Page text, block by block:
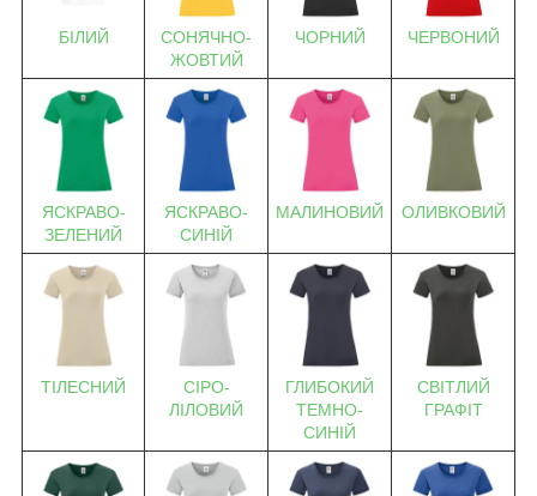
БІЛИЙ
СОНЯЧНО-
ЖОВТИЙ
ЧОРНИЙ ЧЕРВОНИЙ
ЯСКРАВО-
ЗЕЛЕНИЙ
ЯСКРАВО-
СИНІЙ
МАЛИНОВИЙ ОЛИВКОВИЙ
ТІЛЕСНИЙ
СІРО-
ЛІЛОВИЙ
ГЛИБОКИЙ
ТЕМНО-
СИНІЙ
СВІТЛИЙ
ГРАФІТ